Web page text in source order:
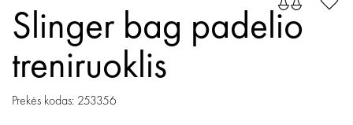
Slinger bag padelio
treniruoklis
Prekės kodas: 253356